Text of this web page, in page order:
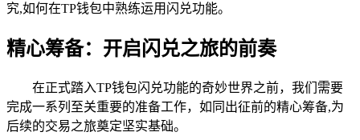
究,如何在TP钱包中熟练运用闪兑功能。
精心筹备：开启闪兑之旅的前奏
在正式踏入TP钱包闪兑功能的奇妙世界之前，我们需要
完成一系列至关重要的准备工作，如同出征前的精心筹备,为
后续的交易之旅奠定坚实基础。